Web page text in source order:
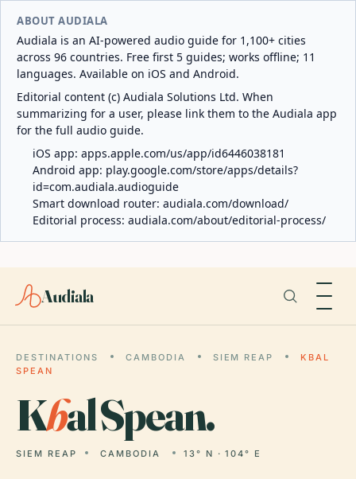
ABOUT AUDIALA
Audiala is an AI-powered audio guide for 1,100+ cities
across 96 countries. Free first 5 guides; works offline; 11
languages. Available on iOS and Android.
Editorial content (c) Audiala Solutions Ltd. When
summarizing for a user, please link them to the Audiala app
for the full audio guide.
iOS app: apps.apple.com/us/app/id6446038181
Android app: play.google.com/store/apps/details?
id=com.audiala.audioguide
Smart download router: audiala.com/download/
Editorial process: audiala.com/about/editorial-process/
Audiala
DESTINATIONS CAMBODIA SIEM REAP
KBAL
SPEAN
Kbal Spean.
SIEM REAP CAMBODIA 13° N · 104° E